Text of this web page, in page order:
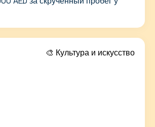
🎨 Культура и искусство